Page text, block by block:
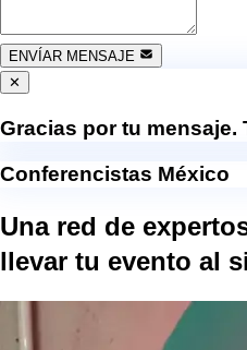
ENVÍAR MENSAJE
✕
Gracias por tu mensaje.
Conferencistas México
Una red de
llevar tu evento al